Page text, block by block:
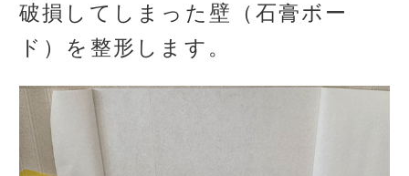
破損してしまった壁（石膏ボー
ド）を整形します。